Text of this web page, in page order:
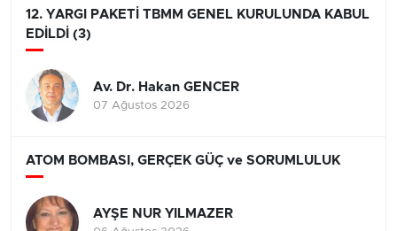
12. YARGI PAKETİ TBMM GENEL KURULUNDA KABUL
EDİLDİ (3)
Av. Dr. Hakan GENCER
07 Ağustos 2026
ATOM BOMBASI, GERÇEK GÜÇ ve SORUMLULUK
AYŞE NUR YILMAZER